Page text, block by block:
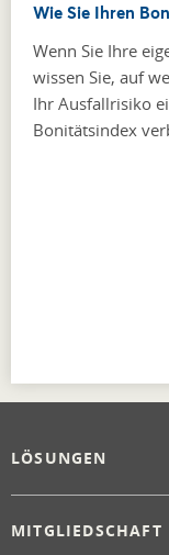
Wie Sie Ihren
Wenn Sie Ihre
wissen Sie, auf
Ihr Ausfallrisiko
Bonitätsindex
LÖSUNGEN
MITGLIEDSCHAFT